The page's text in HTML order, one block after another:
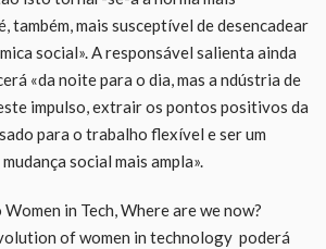
também, mais susceptível de desencadear
social». A responsável salienta ainda
«da noite para o dia, mas a ndústria de
impulso, extrair os pontos positivos da
para o trabalho flexível e ser um
social mais ampla».
in Tech, Where are we now?
of women in technology poderá